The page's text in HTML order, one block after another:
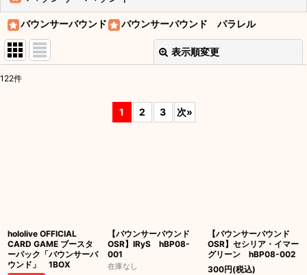
バウンサーバウンド バウンサーバウンド パラレル
表示順変更
122件
1 2 3 次»
hololive OFFICIAL
CARD GAME ブースタ
ーパック「バウンサーバ
ウンド」 1BOX
【バウンサーバウンド
OSR】IRyS hBP08-
001
在庫なし
【バウンサーバウンド
OSR】セシリア・イマー
グリーン hBP08-002
300円(税込)